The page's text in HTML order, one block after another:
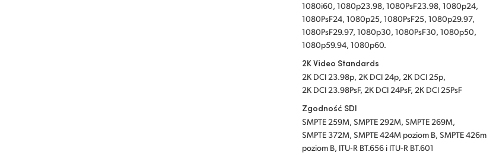
1080i60, 1080p23.98, 1080PsF23.98, 1080p24,
1080PsF24, 1080p25, 1080PsF25, 1080p29.97,
1080PsF29.97, 1080p30, 1080PsF30, 1080p50,
1080p59.94, 1080p60.
2K Video Standards
2K DCI 23.98p, 2K DCI 24p, 2K DCI 25p,
2K DCI 23.98PsF, 2K DCI 24PsF, 2K DCI 25PsF
Zgodność SDI
SMPTE 259M, SMPTE 292M, SMPTE 269M,
SMPTE 372M, SMPTE 424M poziom B, SMPTE 426m
poziom B, ITU‑R BT.656 i ITU‑R BT.601